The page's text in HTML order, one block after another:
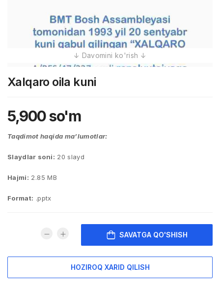
Xalqaro oila kuni
5,900so'm
Taqdimot haqida ma’lumotlar:
Slaydlar soni: 20 slayd
Hajmi: 2.85 MB
Format: .pptx
SAVATGA QO'SHISH
HOZIROQ XARID QILISH